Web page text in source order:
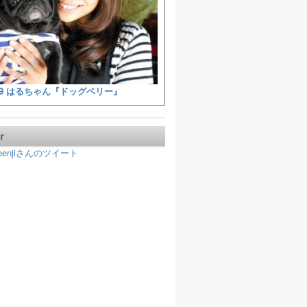
はるちゃん『ドッグベリー』
さんのツイート